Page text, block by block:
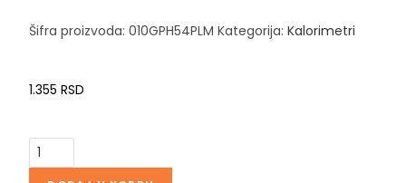
Šifra proizvoda:010GPH54PLM Kategorija:Kalorimetri
1.355RSD